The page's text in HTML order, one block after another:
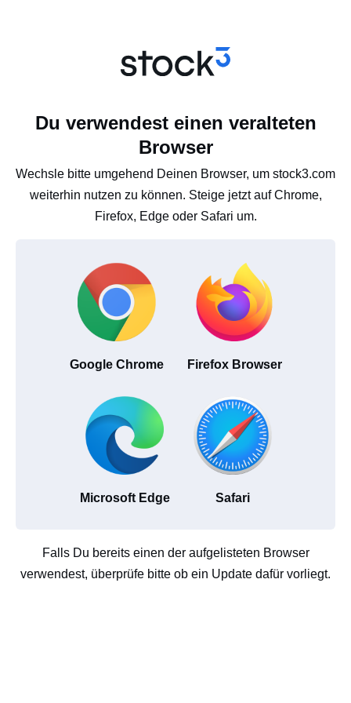
Du verwendest einen veralteten
Browser
Wechsle bitte umgehend Deinen Browser, um stock3.com
weiterhin nutzen zu können. Steige jetzt auf Chrome,
Firefox, Edge oder Safari um.
Google Chrome Firefox Browser
Microsoft Edge Safari
Falls Du bereits einen der aufgelisteten Browser
verwendest, überprüfe bitte ob ein Update dafür vorliegt.